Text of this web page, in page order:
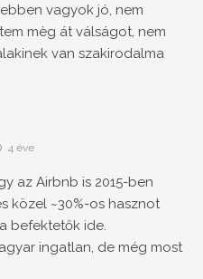
vagyok jó, nem
mèg át válságot, nem
van szakirodalma
4 éve
az Airbnb is 2015-ben
közel ~30%-os hasznot
befektetők ide.
ingatlan, de még most